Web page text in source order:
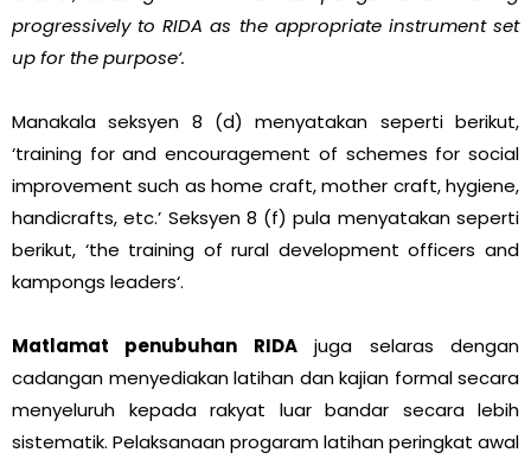
progressively to RIDA as the appropriate instrument set
up for the purpose‘.
Manakala seksyen 8 (d) menyatakan seperti berikut,
‘training for and encouragement of schemes for social
improvement such as home craft, mother craft, hygiene,
handicrafts, etc.’ Seksyen 8 (f) pula menyatakan seperti
berikut, ‘the training of rural development officers and
kampongs leaders‘.
Matlamat penubuhan RIDAjuga selaras dengan
cadangan menyediakan latihan dan kajian formal secara
menyeluruh kepada rakyat luar bandar secara lebih
sistematik. Pelaksanaan progaram latihan peringkat awal